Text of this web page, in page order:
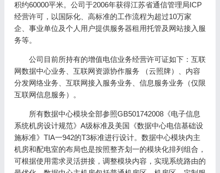
积约60000平米。公司于2006年获得江苏省通信管理局ICP
经营许可，以国际化、高标准的工作流程为超过10万家
企、事业单位及个人用户提供服务器租用托管及网站接入服
务等。
公司目前所持有的增值电信业务经营许可证如下：互联
网数据中心业务、互联网资源协作服务 （云照牌）、内容
分发网络业务、互联网接入服务业务、信息服务业务（仅限
互联网信息服务）。
所有数据中心模块全部参照GB501742008《电子信息
系统机房设计规范》A级标准及美国《数据中心电信基础设
施标准》TIA一942的T3标准进行设计。数据中心模块内主
机房和配电室的布局也是按照整齐划一的模块化排列组合，
可根据使用需求灵活拼接，调整模块内容，实现系统路由的